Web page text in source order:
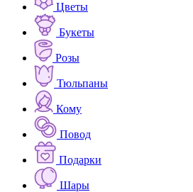
Цветы
Букеты
Розы
Тюльпаны
Кому
Повод
Подарки
Шары